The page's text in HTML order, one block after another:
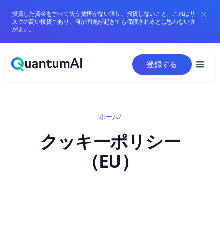
投資した資金をすべて失う覚悟がない限り、投資しないこと。これはリ
スクの高い投資であり、何か問題が起きても保護されるとは思わない方
がよい。
登録する
ホーム/
クッキーポリシー
（EU）